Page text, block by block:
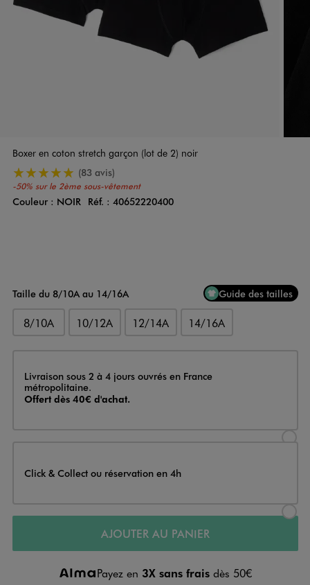
Boxer en coton stretch garçon (lot de 2) noir
-50% sur le 2ème sous-vêtement
5/5 de moyenne(83 avis)
Couleur
Couleur : NOIR Réf. : 40652220400
Taille du 8/10A au 14/16A Guide des tailles
8/10A 10/12A 12/14A 14/16A
Livraison
Livraison sous 2 à 4 jours ouvrés en France
métropolitaine.
Offert dès 40€ d'achat.
Click & Collect ou réservation en 4h
AJOUTER AU PANIER
Payez en 3X sans frais dès 50€